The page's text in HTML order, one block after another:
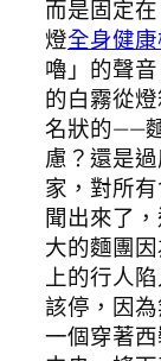
而是固定
燈全身健
嚕」的聲
的白霧從
名狀的——
慮？還是
家，對所
聞出來了
大的麵團
上的行人
該停，因
一個穿著